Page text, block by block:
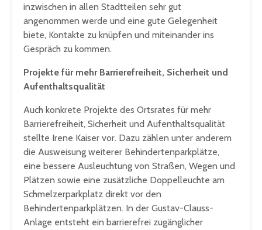
inzwischen in allen Stadtteilen sehr gut
angenommen werde und eine gute Gelegenheit
biete, Kontakte zu knüpfen und miteinander ins
Gespräch zu kommen.
Projekte für mehr Barrierefreiheit, Sicherheit und
Aufenthaltsqualität
Auch konkrete Projekte des Ortsrates für mehr
Barrierefreiheit, Sicherheit und Aufenthaltsqualität
stellte Irene Kaiser vor. Dazu zählen unter anderem
die Ausweisung weiterer Behindertenparkplätze,
eine bessere Ausleuchtung von Straßen, Wegen und
Plätzen sowie eine zusätzliche Doppelleuchte am
Schmelzerparkplatz direkt vor den
Behindertenparkplätzen. In der Gustav-Clauss-
Anlage entsteht ein barrierefrei zugänglicher